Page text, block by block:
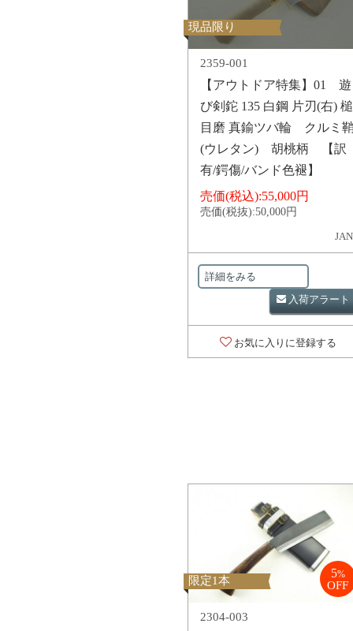
現品限り
2359-001
【アウトドア特集】01 遊
び剣鉈 135 白鋼 片刃(右) 槌
目磨 真鍮ツバ輪 クルミ
(ウレタン) 胡桃柄 【訳
有/鍔傷/バンド色褪】
売価(税込):55,000円
売価(税抜):50,000円
詳細をみる
入荷アラート
お気に入りに登録する
限定1本
5%
OFF
2304-003